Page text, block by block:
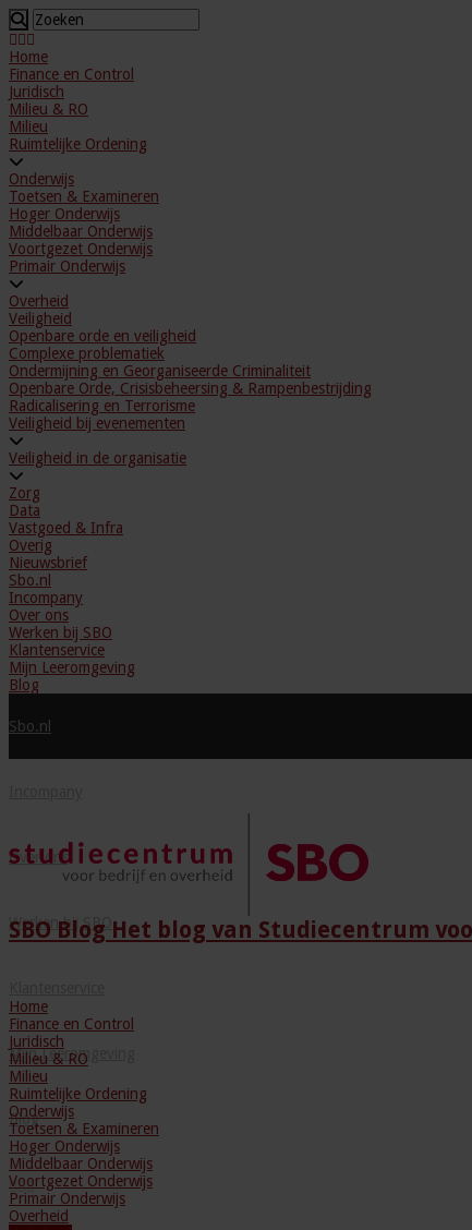
Home
Finance en Control
Juridisch
Milieu & RO
Milieu
Ruimtelijke Ordening
Onderwijs
Toetsen & Examineren
Hoger Onderwijs
Middelbaar Onderwijs
Voortgezet Onderwijs
Primair Onderwijs
Overheid
Veiligheid
Openbare orde en veiligheid
Complexe problematiek
Ondermijning en Georganiseerde Criminaliteit
Openbare Orde, Crisisbeheersing & Rampenbestrijding
Radicalisering en Terrorisme
Veiligheid bij evenementen
Veiligheid in de organisatie
Zorg
Data
Vastgoed & Infra
Overig
Nieuwsbrief
Sbo.nl
Incompany
Over ons
Werken bij SBO
Klantenservice
Mijn Leeromgeving
Blog
Sbo.nl
Over ons
Werken bij SBO
Mijn Leeromgeving
Blog
SBO Blog Het blog van Studiecentrum
Home
Finance en Control
Juridisch
Milieu & RO
Milieu
Ruimtelijke Ordening
Onderwijs
Toetsen & Examineren
Hoger Onderwijs
Middelbaar Onderwijs
Voortgezet Onderwijs
Primair Onderwijs
Overheid